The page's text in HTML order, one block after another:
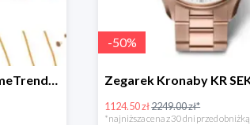
Letnia wyprzedaż w TimeTrend do -70%
-50%
1124.50 zł2249.00 zł*
*najniższa cena z 30 dni przed obniżką